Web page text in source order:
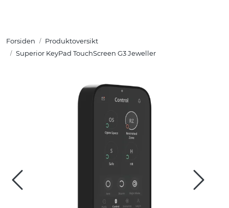
Forsiden
Produktoversikt
Superior KeyPad TouchScreen G3 Jeweller
Tuotteet